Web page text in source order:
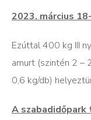
2023. március
Ezúttal 400 kg III
amurt (szintén 2 –
0,6 kg/db)
A